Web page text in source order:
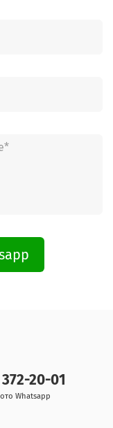
20-01
Whatsapp